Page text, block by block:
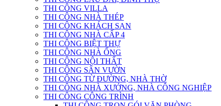
THI CÔNG VILLA
THI CÔNG NHÀ THÉP
THI CÔNG KHÁCH SẠN
THI CÔNG NHÀ CẤP 4
THI CÔNG BIỆT THỰ
THI CÔNG NHÀ ỐNG
THI CÔNG NỘI THẤT
THI CÔNG SÂN VƯỜN
THI CÔNG TỪ ĐƯỜNG, NHÀ THỜ
THI CÔNG NHÀ XƯỞNG, NHÀ CÔNG NGHIỆP
THI CÔNG CÔNG TRÌNH